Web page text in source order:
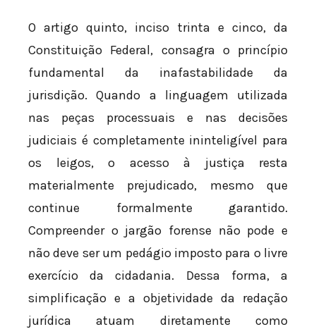
O artigo quinto, inciso trinta e cinco, da
Constituição Federal, consagra o princípio
fundamental da inafastabilidade da
jurisdição. Quando a linguagem utilizada
nas peças processuais e nas decisões
judiciais é completamente ininteligível para
os leigos, o acesso à justiça resta
materialmente prejudicado, mesmo que
continue formalmente garantido.
Compreender o jargão forense não pode e
não deve ser um pedágio imposto para o livre
exercício da cidadania. Dessa forma, a
simplificação e a objetividade da redação
jurídica atuam diretamente como